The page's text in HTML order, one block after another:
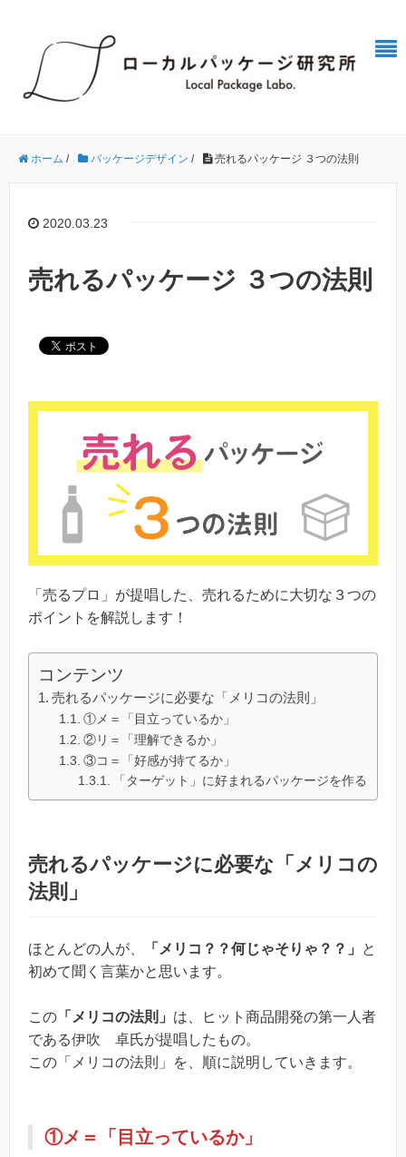
ホーム / パッケージデザイン / 売れるパッケージ ３つの法則
2020.03.23
売れるパッケージ ３つの法則
「売るプロ」が提唱した、売れるために大切な３つの
ポイントを解説します！
コンテンツ
売れるパッケージに必要な「メリコの法則」
①メ＝「目立っているか」
②リ＝「理解できるか」
③コ＝「好感が持てるか」
「ターゲット」に好まれるパッケージを作る
売れるパッケージに必要な「メリコの
法則」
ほとんどの人が、 「メリコ？？何じゃそりゃ？？」
と
初めて聞く言葉かと思います。
この 「メリコの法則」 は、ヒット商品開発の第一人者
である伊吹 卓氏が提唱したもの。
この「メリコの法則」を、順に説明していきます。
①メ＝「目立っているか」